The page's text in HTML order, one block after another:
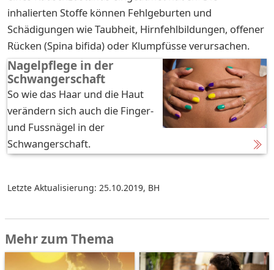
inhalierten Stoffe können Fehlgeburten und
Schädigungen wie Taubheit, Hirnfehlbildungen, offener
Rücken (Spina bifida) oder Klumpfüsse verursachen.
Nagelpflege in der
Schwangerschaft
So wie das Haar und die Haut
verändern sich auch die Finger-
und Fussnägel in der
Schwangerschaft.
Letzte Aktualisierung: 25.10.2019, BH
Mehr zum Thema